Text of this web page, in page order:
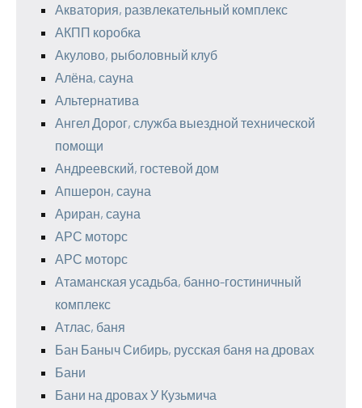
Акватория, развлекательный комплекс
АКПП коробка
Акулово, рыболовный клуб
Алёна, сауна
Альтернатива
Ангел Дорог, служба выездной технической
помощи
Андреевский, гостевой дом
Апшерон, сауна
Ариран, сауна
АРС моторс
АРС моторс
Атаманская усадьба, банно-гостиничный
комплекс
Атлас, баня
Бан Баныч Сибирь, русская баня на дровах
Бани
Бани на дровах У Кузьмича